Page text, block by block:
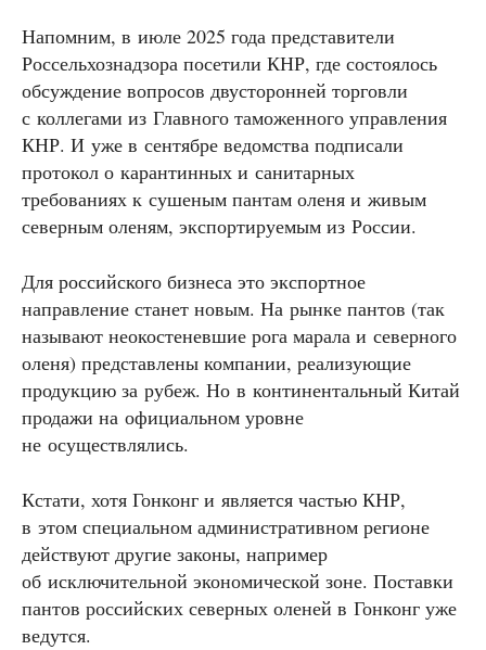
Напомним, в июле 2025 года представители
Россельхознадзора посетили КНР, где состоялось
обсуждение вопросов двусторонней торговли
с коллегами из Главного таможенного управления
КНР. И уже в сентябре ведомства подписали
протокол о карантинных и санитарных
требованиях к сушеным пантам оленя и живым
северным оленям, экспортируемым из России.
Для российского бизнеса это экспортное
направление станет новым. На рынке пантов (так
называют неокостеневшие рога марала и северного
оленя) представлены компании, реализующие
продукцию за рубеж. Но в континентальный Китай
продажи на официальном уровне
не осуществлялись.
Кстати, хотя Гонконг и является частью КНР,
в этом специальном административном регионе
действуют другие законы, например
об исключительной экономической зоне. Поставки
пантов российских северных оленей в Гонконг уже
ведутся.